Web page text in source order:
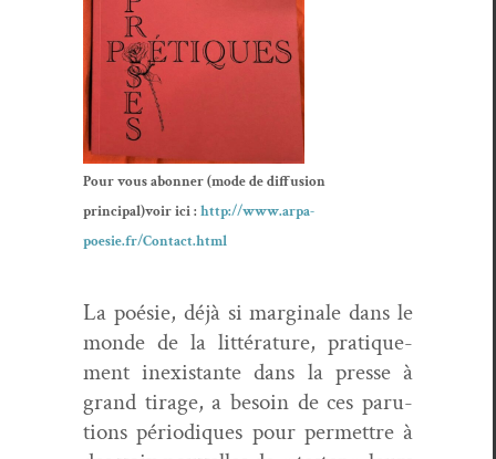
Pour vous abon­ner (mode de dif­fu­sion
principal)voir ici : http://www.arpa-
poesie.fr/Contact.html
La poésie, déjà si mar­ginale dans le
monde de la lit­téra­ture, pra­tique­
ment inex­is­tante dans la presse à
grand tirage, a besoin de ces paru­
tions péri­odiques pour per­me­t­tre à